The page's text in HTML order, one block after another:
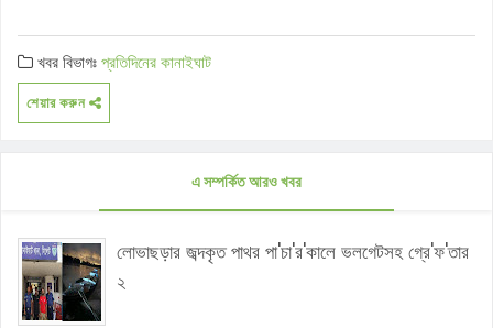
খবর বিভাগঃপ্রতিদিনের কানাইঘাট
শেয়ার করুন
এ সম্পর্কিত আরও খবর
লোভাছড়ার জব্দকৃত পাথর পা'চা'র'কালে ভলগেটসহ গ্রে'ফ'তার
২